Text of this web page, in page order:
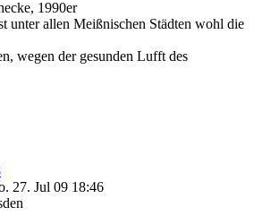
1990er
unter allen Meißnischen Städten wohl die
wegen der gesunden Lufft des
27. Jul 09 18:46